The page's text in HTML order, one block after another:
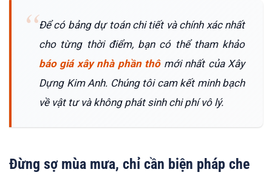
Để có bảng dự toán chi tiết và chính xác nhất
cho từng thời điểm, bạn có thể tham khảo
báo giá xây nhà phần thômới nhất của Xây
Dựng Kim Anh. Chúng tôi cam kết minh bạch
về vật tư và không phát sinh chi phí vô lý.
Đừng sợ mùa mưa, chỉ cần biện pháp che